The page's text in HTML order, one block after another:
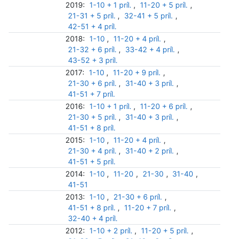
2019:
1-10 + 1 príl. , 11-20 + 5 príl. ,
21-31 + 5 príl. , 32-41 + 5 príl. ,
42-51 + 4 príl.
2018:
1-10 , 11-20 + 4 príl. ,
21-32 + 6 príl. , 33-42 + 4 príl. ,
43-52 + 3 príl.
2017:
1-10 , 11-20 + 9 príl. ,
21-30 + 6 príl. , 31-40 + 3 príl. ,
41-51 + 7 príl.
2016:
1-10 + 1 príl. , 11-20 + 6 príl. ,
21-30 + 5 príl. , 31-40 + 3 príl. ,
41-51 + 8 príl.
2015:
1-10 , 11-20 + 4 príl. ,
21-30 + 4 príl. , 31-40 + 2 príl. ,
41-51 + 5 príl.
2014:
1-10 , 11-20 , 21-30 , 31-40 ,
41-51
2013:
1-10 , 21-30 + 6 príl. ,
41-51 + 8 príl. , 11-20 + 7 príl. ,
32-40 + 4 príl.
2012:
1-10 + 2 príl. , 11-20 + 5 príl. ,